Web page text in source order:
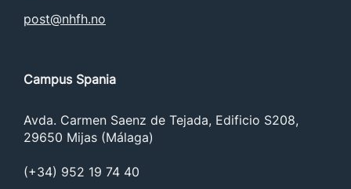
post@nhfh.no
Campus Spania
Avda. Carmen Saenz de Tejada, Edificio S208,
29650 Mijas (Málaga)
(+34) 952 19 74 40